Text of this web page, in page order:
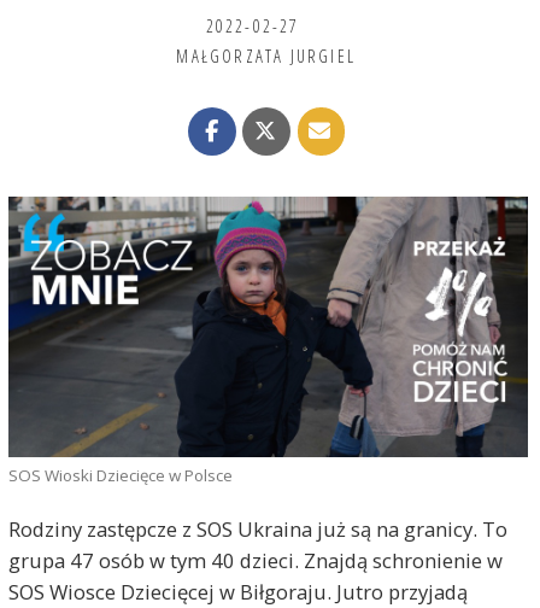
2022-02-27
MAŁGORZATA JURGIEL
SOS Wioski Dziecięce w Polsce
Rodziny zastępcze z SOS Ukraina już są na granicy. To
grupa 47 osób w tym 40 dzieci. Znajdą schronienie w
SOS Wiosce Dziecięcej w Biłgoraju. Jutro przyjadą